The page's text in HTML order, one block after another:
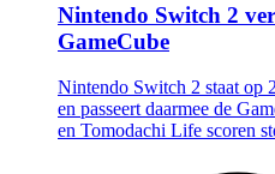
Nintendo Switch 2
GameCube
Nintendo Switch 2 staat op
en passeert daarmee de
en Tomodachi Life scoren